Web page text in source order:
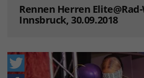
Rennen Herren
Innsbruck, 30.09.2018